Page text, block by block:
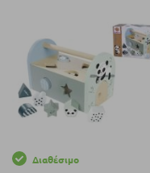
Διαθέσιμο